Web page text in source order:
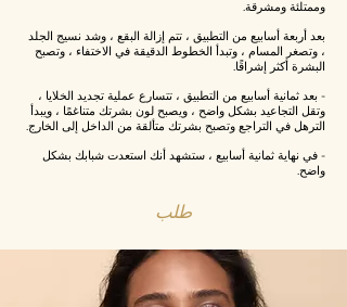
وممتلئة ومشرقة.
بعد أربعة أسابيع من التطبيق ، تتم إزالة البقع ، وشد نسيج الجلد
، وتصغر المسام ، وتبدأ الخطوط الدقيقة في الاختفاء ، وتصبح
البشرة أكثر إشراقًا.
- بعد ثمانية أسابيع من التطبيق ، تتسارع عملية تجديد الخلايا ،
وتقل التجاعيد بشكل واضح ، ويصبح لون بشرتك متناغمًا ، ويبدأ
الترهل في التراجع وتصبح بشرتك متألقة من الداخل إلى الخارج.
- في نهاية ثمانية أسابيع ، ستشهد أنك استعدت شبابك بشكل
واضح.
طلب